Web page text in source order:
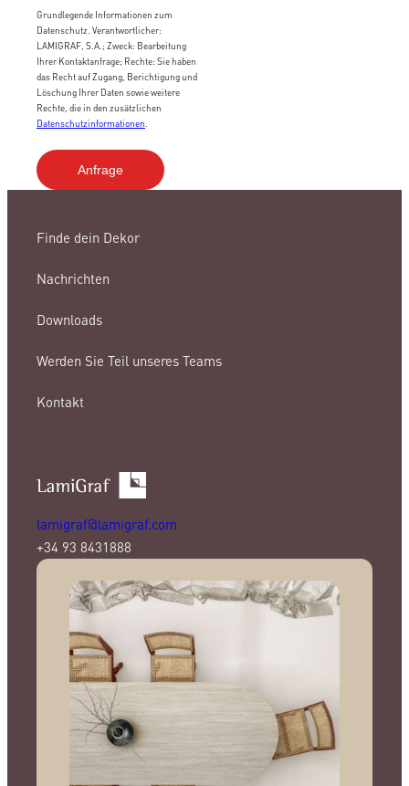
Grundlegende Informationen zum
Datenschutz. Verantwortlicher:
LAMIGRAF, S.A.; Zweck: Bearbeitung
Ihrer Kontaktanfrage; Rechte: Sie haben
das Recht auf Zugang, Berichtigung und
Löschung Ihrer Daten sowie weitere
Rechte, die in den zusätzlichen
Datenschutzinformationen
Finde dein Dekor
Nachrichten
Downloads
Werden Sie Teil unseres Teams
Kontakt
lamigraf@lamigraf.com
+34 93 8431888